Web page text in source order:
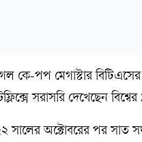
কে-পপ মেগাস্টার
সরাসরি দেখেছেন
সালের অক্টোবরের পর